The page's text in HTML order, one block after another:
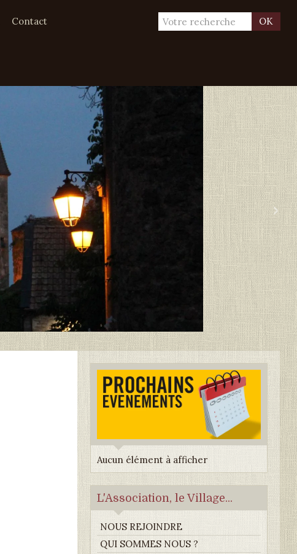
OK
Contact
›
Aucun élément à afficher
L'Association, le Village...
NOUS REJOINDRE
QUI SOMMES NOUS ?